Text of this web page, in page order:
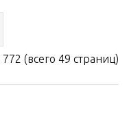
(всего 49 страниц)